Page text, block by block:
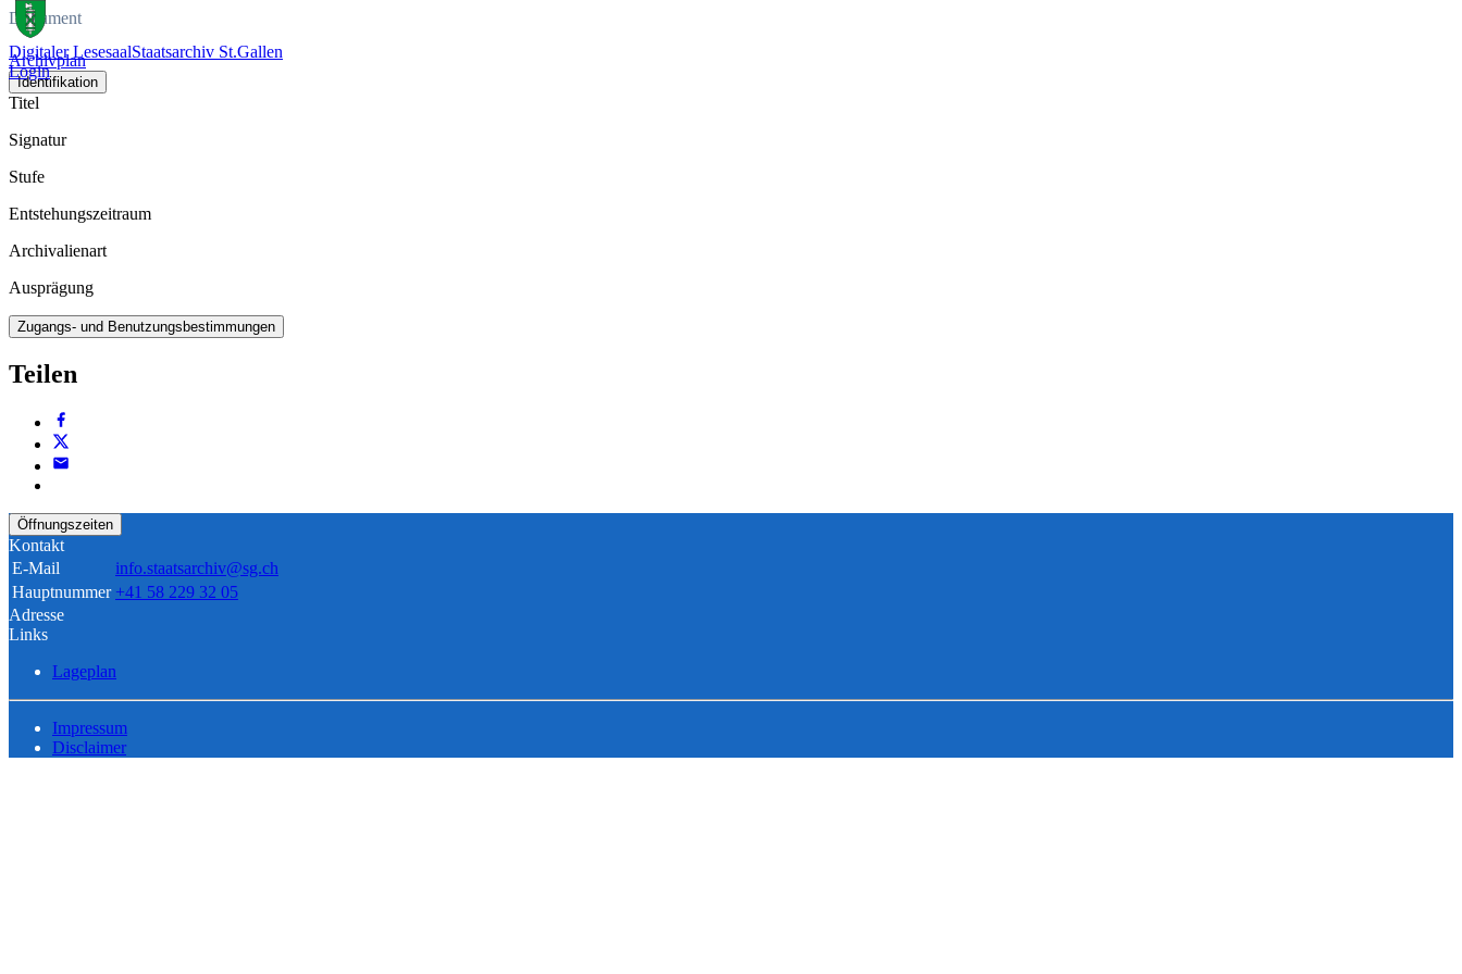
Digitaler LesesaalStaatsarchiv St.Gallen
Login
Dokument
Archivplan
Identifikation
Titel
Signatur
Stufe
Entstehungszeitraum
Archivalienart
Ausprägung
Zugangs- und Benutzungsbestimmungen
Teilen
Öffnungszeiten
Kontakt
E-Mail
info.staatsarchiv@sg.ch
Hauptnummer +41 58 229 32 05
Adresse
Links
Lageplan
Impressum
Disclaimer